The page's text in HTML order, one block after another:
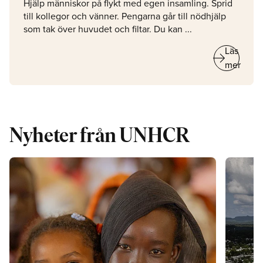
Hjälp människor på flykt med egen insamling. Sprid
till kollegor och vänner. Pengarna går till nödhjälp
som tak över huvudet och filtar. Du kan ...
arrow_right_altLäs
mer
Nyheter från UNHCR